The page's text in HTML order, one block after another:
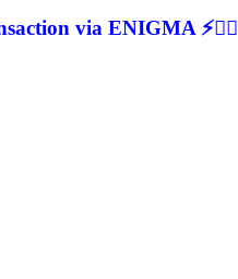
via ENIGMA ⚡🕵‍♂